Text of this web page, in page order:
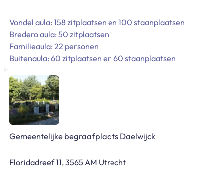
Vondel aula: 158 zitplaatsen en 100 staanplaatsen
Bredero aula: 50 zitplaatsen
Familieaula: 22 personen
Buitenaula: 60 zitplaatsen en 60 staanplaatsen
Gemeentelijke begraafplaats Daelwijck
Floridadreef 11, 3565 AM Utrecht